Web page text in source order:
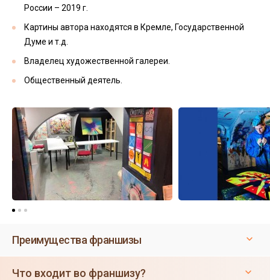
России – 2019 г.
Картины автора находятся в Кремле, Государственной
Думе и т.д.
Владелец художественной галереи.
Общественный деятель.
Преимущества франшизы
Что входит во франшизу?